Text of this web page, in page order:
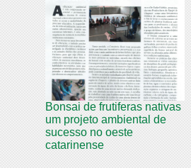
Bonsai de frutiferas nativas
um projeto ambiental de
sucesso no oeste
catarinense